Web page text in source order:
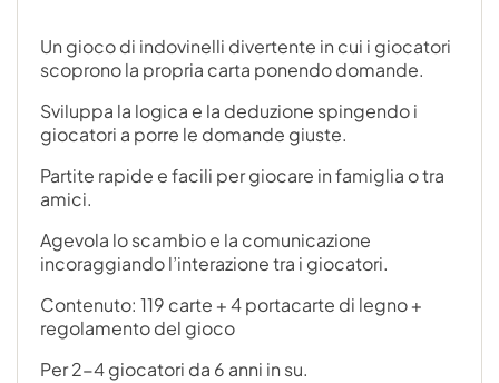
Un gioco di indovinelli divertente in cui i giocatori
scoprono la propria carta ponendo domande.
Sviluppa la logica e la deduzione spingendo i
giocatori a porre le domande giuste.
Partite rapide e facili per giocare in famiglia o tra
amici.
Agevola lo scambio e la comunicazione
incoraggiando l’interazione tra i giocatori.
Contenuto: 119 carte + 4 portacarte di legno +
regolamento del gioco
Per 2-4 giocatori da 6 anni in su.